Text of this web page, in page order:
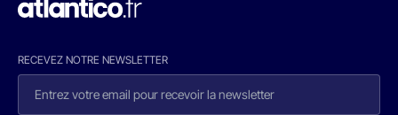
RECEVEZ NOTRE NEWSLETTER